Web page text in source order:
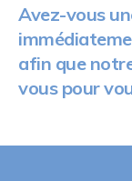
Avez-vous
afin que
vous pour